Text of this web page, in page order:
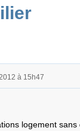
à 15h47
logement sans